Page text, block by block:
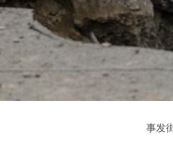
事发街